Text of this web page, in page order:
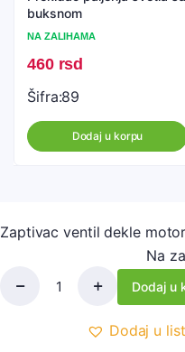
buksnom
NA ZALIHAMA
460 rsd
Šifra:89
Dodaj u korpu
Zaptivac ventil dekle
Na
Dodaj u
Dodaj u